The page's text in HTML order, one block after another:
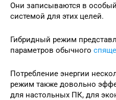
Они записываются в
системой для этих целей.
Гибридный режим
параметров обычного
Потребление энергии
режим также довольно
для настольных ПК, для